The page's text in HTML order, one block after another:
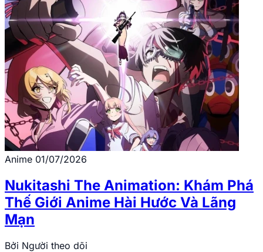
Anime 01/07/2026
Nukitashi The Animation: Khám Phá
Thế Giới Anime Hài Hước Và Lãng
Mạn
Bởi Người theo dõi